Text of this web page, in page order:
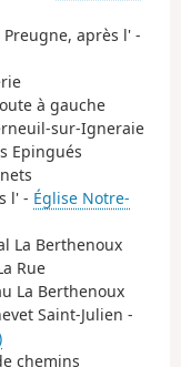
après l' -
à gauche
sur-Igneraie
Epingués
l' - Église Notre-
La Berthenoux
Rue
La Berthenoux
Saint-Julien -
chemins